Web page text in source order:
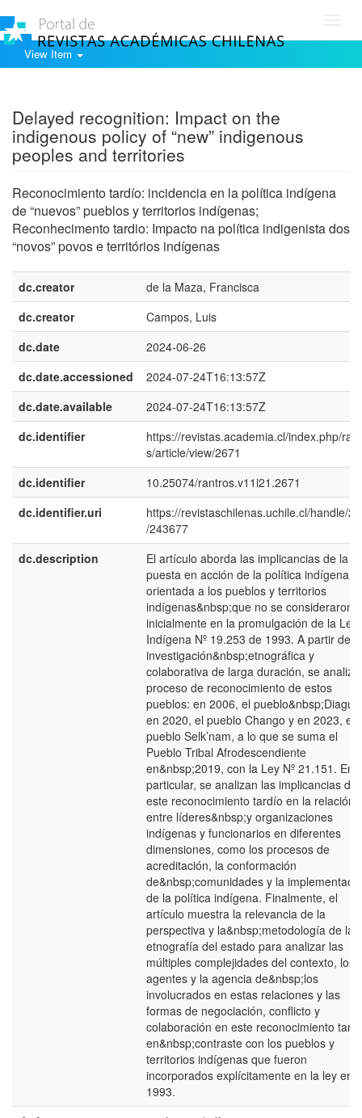
View Item
Delayed recognition: Impact on the
indigenous policy of “new” indigenous
peoples and territories
Reconocimiento tardío: incidencia en la política indígena
de “nuevos” pueblos y territorios indígenas;
Reconhecimento tardio: Impacto na política indigenista dos
“novos” povos e territórios indígenas
dc.creator
de la Maza, Francisca
dc.creator
Campos, Luis
dc.date
2024-06-26
dc.date.accessioned
2024-07-24T16:13:57Z
dc.date.available
2024-07-24T16:13:57Z
dc.identifier
https://revistas.academia.cl/index.php/
s/article/view/2671
dc.identifier
10.25074/rantros.v11i21.2671
dc.identifier.uri
https://revistaschilenas.uchile.cl/handle/
/243677
dc.description
El artículo aborda las implicancias de la
puesta en acción de la política indígena
orientada a los pueblos y territorios
indígenas&nbsp;que no se consideraron
inicialmente en la promulgación de la Ley
Indígena Nº 19.253 de 1993. A partir de
investigación&nbsp;etnográfica y
colaborativa de larga duración, se
proceso de reconocimiento de estos
pueblos: en 2006, el
en 2020, el pueblo Chango y en 2023, el
pueblo Selk’nam, a lo que se suma el
Pueblo Tribal Afrodescendiente
en&nbsp;2019, con la Ley Nº 21.151. En
particular, se analizan las implicancias de
este reconocimiento tardío en la relación
entre líderes&nbsp;y organizaciones
indígenas y funcionarios en diferentes
dimensiones, como los procesos de
acreditación, la conformación
de&nbsp;comunidades y la
de la política indígena. Finalmente, el
artículo muestra la relevancia de la
perspectiva y la&nbsp;metodología de la
etnografía del estado para analizar las
múltiples complejidades del contexto, los
agentes y la agencia de&nbsp;los
involucrados en estas relaciones y las
formas de negociación, conflicto y
colaboración en este reconocimiento
en&nbsp;contraste con los pueblos y
territorios indígenas que fueron
incorporados explícitamente en la ley en
1993.